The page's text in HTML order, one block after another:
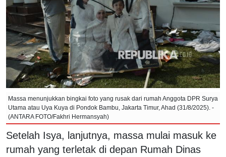
Massa menunjukkan bingkai foto yang rusak dari rumah Anggota DPR Surya
Utama atau Uya Kuya di Pondok Bambu, Jakarta Timur, Ahad (31/8/2025). -
(ANTARA FOTO/Fakhri Hermansyah)
Setelah Isya, lanjutnya, massa mulai masuk ke
rumah yang terletak di depan Rumah Dinas